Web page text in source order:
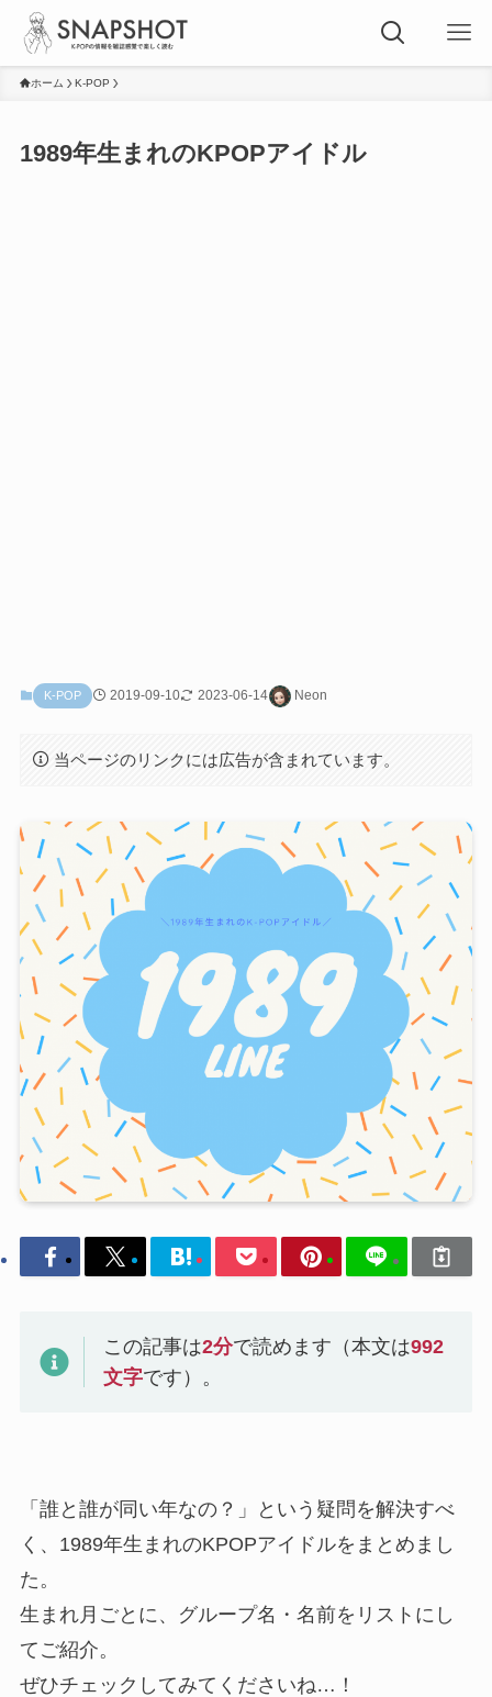
ホーム K-POP
1989年生まれのKPOPアイドル
K-POP 2019-09-10 2023-06-14 Neon
当ページのリンクには広告が含まれています。
この記事は2分で読めます（本文は992
文字です）。
「誰と誰が同い年なの？」という疑問を解決すべ
く、1989年生まれのKPOPアイドルをまとめまし
た。
生まれ月ごとに、グループ名・名前をリストにし
てご紹介。
ぜひチェックしてみてくださいね…！